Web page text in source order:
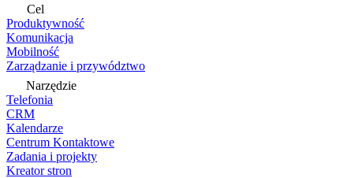
Cel
Produktywność
Komunikacja
Mobilność
Zarządzanie i przywództwo
Narzędzie
Telefonia
CRM
Kalendarze
Centrum Kontaktowe
Zadania i projekty
Kreator stron